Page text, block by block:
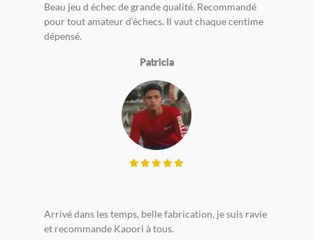
Beau jeu d échec de grande qualité. Recommandé
pour tout amateur d’échecs. Il vaut chaque centime
dépensé.
Patricia
Arrivé dans les temps, belle fabrication, je suis ravie
et recommande Kaoori à tous.